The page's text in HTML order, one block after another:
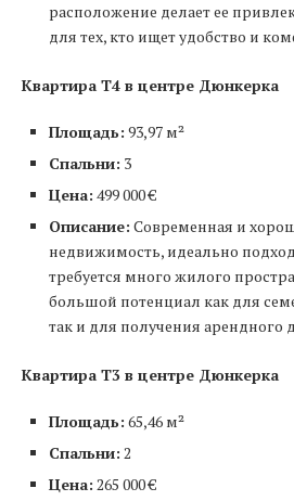
расположение делает ее
для тех, кто ищет удобство и
Квартира T4 в центре Дюнкерка
Площадь: 93,97 м²
Спальни: 3
Цена: 499 000 €
Описание: Современная и
недвижимость, идеально
требуется много жилого
большой потенциал как для
так и для получения арендного
Квартира T3 в центре Дюнкерка
Площадь: 65,46 м²
Спальни: 2
Цена: 265 000 €